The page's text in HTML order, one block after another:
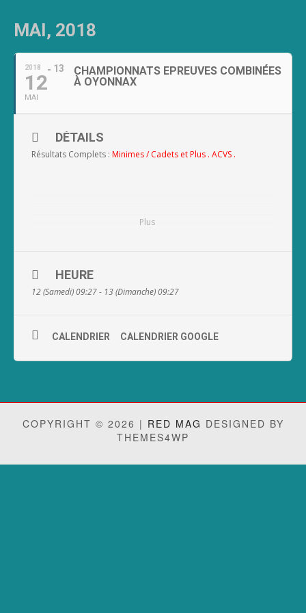
MAI, 2018
2018
12
MAI
13
CHAMPIONNATS EPREUVES COMBINÉES
À OYONNAX
Plus
DÉTAILS
Résultats Complets : Minimes/Cadets et Plus . ACVS .
HEURE
12 (Samedi) 09:27 - 13 (Dimanche) 09:27
CALENDRIER CALENDRIER GOOGLE
COPYRIGHT © 2026 | RED MAG DESIGNED BY
THEMES4WP